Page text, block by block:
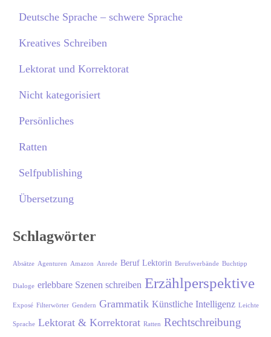
Deutsche Sprache – schwere Sprache
Kreatives Schreiben
Lektorat und Korrektorat
Nicht kategorisiert
Persönliches
Ratten
Selfpublishing
Übersetzung
Schlagwörter
Absätze Agenturen Amazon Anrede Beruf Lektorin Berufsverbände Buchtipp
Dialoge erlebbare Szenen schreiben Erzählperspektive
Exposé Filterwörter Gendern Grammatik Künstliche Intelligenz Leichte
Sprache Lektorat & Korrektorat Ratten Rechtschreibung